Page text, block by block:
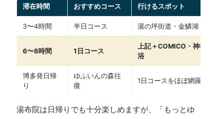
滞在時間 おすすめコース 行けるスポット
3〜4時間 半日コース 湯の坪街道・金鱗湖・食
6〜8時間 1日コース
上記＋COMICO・神社・
浴
博多発日帰
り
ゆふいんの森往
復
1日コースをほぼ網羅
湯布院は日帰りでも十分楽しめますが、「もっとゆ